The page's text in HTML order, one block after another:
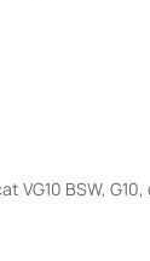
VG10 BSW, G10,